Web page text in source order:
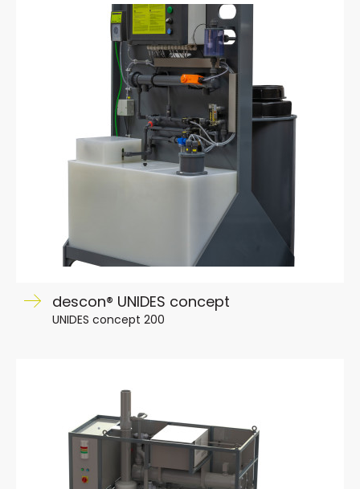
descon® UNIDES concept
UNIDES concept 200